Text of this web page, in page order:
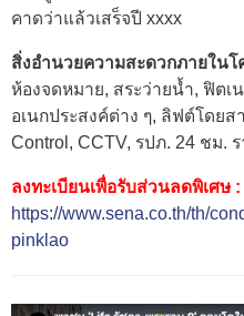
คาดว่าแล้วเสร็จปี xxxx
สิ่งอำนวยความสะดวกภายในโ
ห้องจดหมาย, สระว่ายน้ำ, ฟิตเ
อเนกประสงค์ต่าง ๆ, ลิฟต์โดยส
Control, CCTV, รปภ. 24 ชม.
ลงทะเบียนเพื่อรับส่วนลดพิเศษ :
https://www.sena.co.th/th/
pinklao